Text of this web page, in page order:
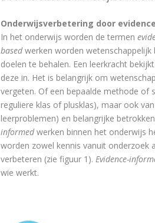
Onderwijsverbetering door
In het onderwijs worden de termen
basedwerken worden wetenschappelijk
doelen te behalen. Een leerkracht
deze in. Het is belangrijk om
vergeten. Of een bepaalde methode of
reguliere klas of plusklas), maar ook
leerproblemen) en belangrijke
informedwerken binnen het onderwijs
worden zowel kennis vanuit onderzoek
verbeteren (zie figuur 1).Evidence-
wie werkt.